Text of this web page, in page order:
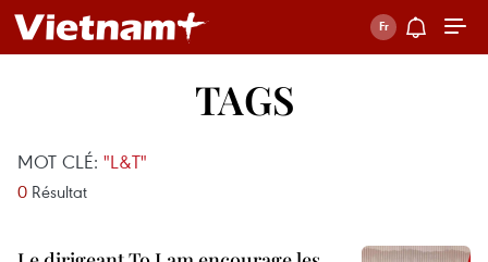
TAGS
MOT CLÉ: "L&T"
0 Résultat